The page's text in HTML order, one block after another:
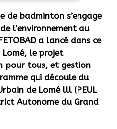
de badminton s’engage
l’environnement au
a lancé dans ce
Lomé, le projet
pour tous, et gestion
qui découle du
de Lomé lll (PEUL
Autonome du Grand